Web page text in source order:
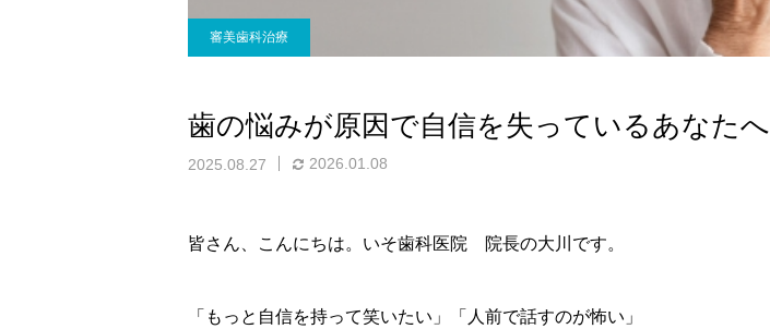
審美歯科治療
歯の悩みが原因で自信を失っているあなたへ
2025.08.27 2026.01.08
皆さん、こんにちは。いそ歯科医院 院長の大川です。
「もっと自信を持って笑いたい」「人前で話すのが怖い」